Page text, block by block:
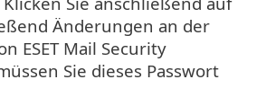
Änderungen an der
ESET Mail Security
Sie dieses Passwort